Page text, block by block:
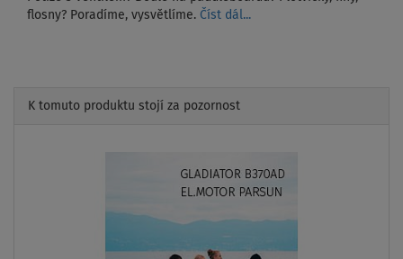
flosny? Poradíme, vysvětlíme. Číst dál...
K tomuto produktu stojí za pozornost